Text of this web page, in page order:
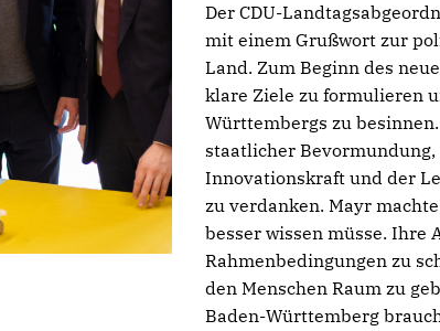
Der CDU-
mit einem Grußwort zur
Land. Zum Beginn des
klare Ziele zu formulieren
Württembergs zu
staatlicher
Innovationskraft und der
zu verdanken. Mayr
besser wissen müsse. Ihre
Rahmenbedingungen zu
den Menschen Raum zu
Baden-Württemberg